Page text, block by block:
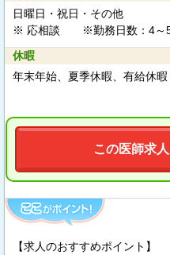
日曜日・祝日・その他
※ 応相談 ※勤務日数：4～5
休暇
年末年始、夏季休暇、有給休暇
この医師求
【求人のおすすめポイント】